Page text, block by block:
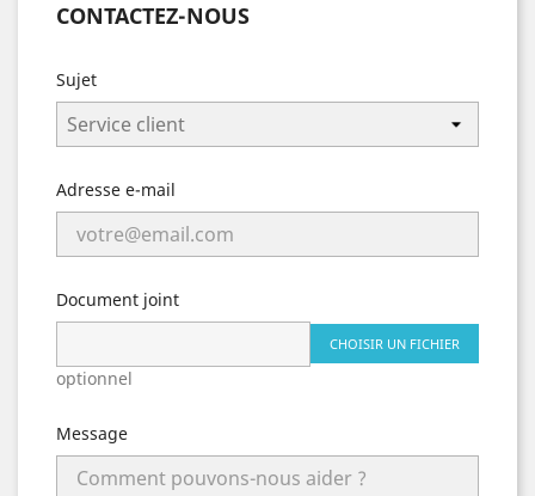
CONTACTEZ-NOUS
Sujet
Adresse e-mail
Document joint
CHOISIR UN FICHIER
optionnel
Message